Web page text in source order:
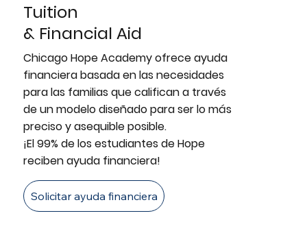
Tuition
& Financial Aid
Chicago Hope Academy ofrece ayuda
financiera basada en las necesidades
para las familias que califican a través
de un modelo diseñado para ser lo más
preciso y asequible posible.
¡El 99% de los estudiantes de Hope
reciben ayuda financiera!
Solicitar ayuda financiera